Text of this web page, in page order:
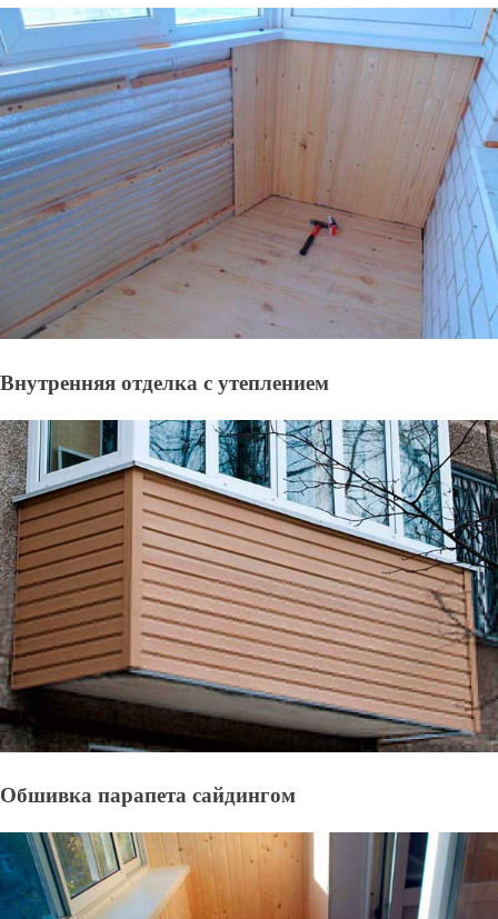
Внутренняя отделка с утеплением
Обшивка парапета сайдингом